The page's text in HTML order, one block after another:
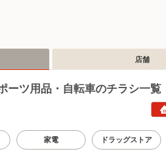
店舗
ーツ用品・自転車のチラシ一覧
家電 ドラッグストア